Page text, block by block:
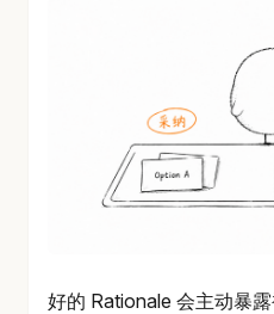
好的 Rationale 会主动暴露